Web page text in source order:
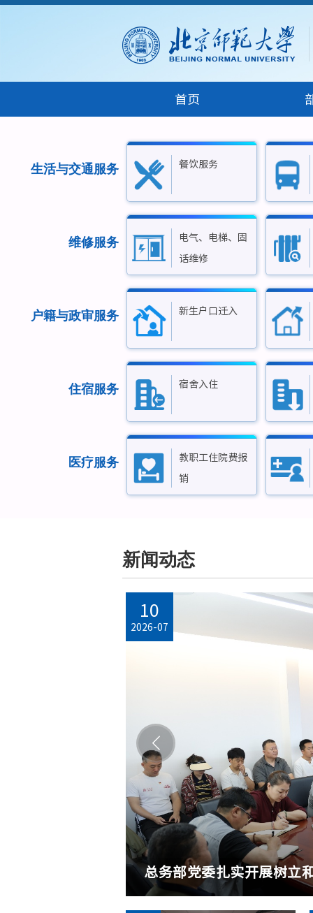
首页
生活与交通服务 餐饮服务
维修服务 电气、电梯、固
话维修
户籍与政审服务 新生户口迁入
住宿服务 宿舍入住
医疗服务 教职工住院费报
销
新闻动态
青海师范大学及青海省西
15
2026-07
总务部党委举办高校总务
13
2026-07
总务部党委扎实开展树立
10
2026-07
吉林大学党委常委、副校
10
2026-07
总务部组织开展化学楼地
09
2026-07
追寻红色电波 感悟初心使
01
2026-07